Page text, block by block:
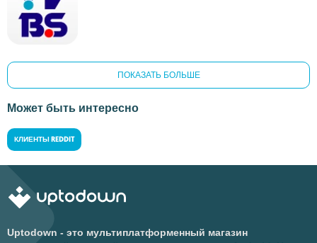
ПОКАЗАТЬ БОЛЬШЕ
Может быть интересно
КЛИЕНТЫ REDDIT
Uptodown - это мультиплатформенный магазин